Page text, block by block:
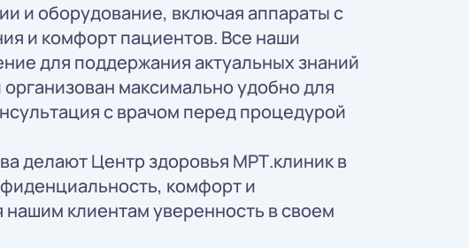
и оборудование, включая аппараты с
и комфорт пациентов. Все наши
для поддержания актуальных знаний
максимально удобно для
с врачом перед процедурой
делают Центр здоровья МРТ.клиник в
комфорт и
клиентам уверенность в своем